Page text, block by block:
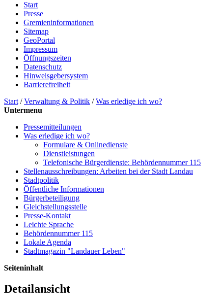
Start
Presse
Gremieninformationen
Sitemap
GeoPortal
Impressum
Öffnungszeiten
Datenschutz
Hinweisgebersystem
Barrierefreiheit
Start /Verwaltung & Politik /Was erledige ich wo?
Untermenu
Pressemitteilungen
Was erledige ich wo?
Formulare & Onlinedienste
Dienstleistungen
Telefonische Bürgerdienste: Behördennummer 115
Stellenausschreibungen: Arbeiten bei der Stadt Landau
Stadtpolitik
Öffentliche Informationen
Bürgerbeteiligung
Gleichstellungsstelle
Presse-Kontakt
Leichte Sprache
Behördennummer 115
Lokale Agenda
Stadtmagazin "Landauer Leben"
Seiteninhalt
Detailansicht